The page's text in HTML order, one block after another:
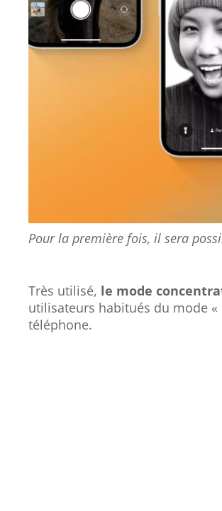
Pour la première fois, il sera
Très utilisé, le mode
utilisateurs habitués du mode
téléphone.